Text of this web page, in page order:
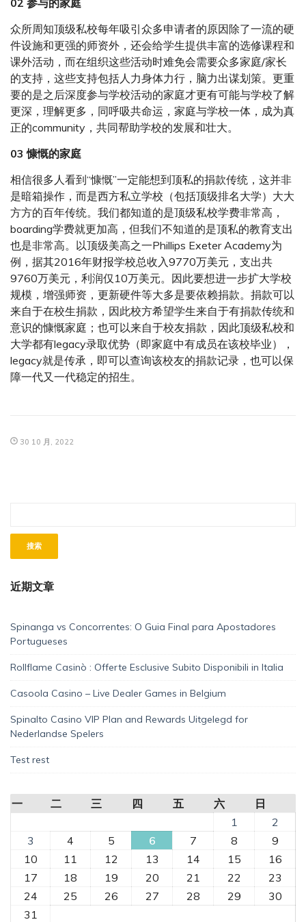
众所周知顶级私校每年吸引众多申请者的原因除了一流的硬
件设施和更强的师资外，还会给学生提供丰富的选修课程和
课外活动，而在组织这些活动时难免会需要众多家庭/家长
的支持，这些支持包括人力身体力行，脑力出谋划策。更重
要的是之后深度参与学校活动的家庭才更有可能与学校了解
更深，理解更多，同呼吸共命运，家庭与学校一体，成为真
正的community，共同帮助学校的发展和壮大。
03 慷慨的家庭
相信很多人看到“慷慨”一定能想到顶私的捐款传统，这并非
是暗箱操作，而是西方私立学校（包括顶级排名大学）大大
方方的百年传统。我们都知道的是顶级私校学费非常高，
boarding学费就更加高，但我们不知道的是顶私的教育支出
也是非常高。以顶级美高之一Phillips Exeter Academy为
例，据其2016年财报学校总收入9770万美元，支出共
9760万美元，利润仅10万美元。因此要想进一步扩大学校
规模，增强师资，更新硬件等大多是要依赖捐款。捐款可以
来自于在校生捐款，因此校方希望学生来自于有捐款传统和
意识的慷慨家庭；也可以来自于校友捐款，因此顶级私校和
大学都有legacy录取优势（即家庭中有成员在该校毕业），
legacy就是传承，即可以查询该校友的捐款记录，也可以保
障一代又一代稳定的招生。
30 10 月, 2022
近期文章
Spinanga vs Concorrentes: O Guia Final para Apostadores
Portugueses
Rollflame Casinò : Offerte Esclusive Subito Disponibili in Italia
Casoola Casino – Live Dealer Games in Belgium
Spinalto Casino VIP Plan and Rewards Uitgelegd for
Nederlandse Spelers
Test rest
一 二 三 四 五 六
日
1
2
3
4 5 6 7 8
9
10
11 12 13 14 15
16
17
18 19 20 21 22
23
24
25 26 27 28 29
30
31